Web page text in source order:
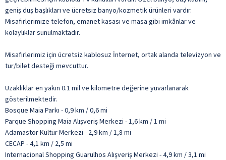
geniş duş başlıkları ve ücretsiz banyo/kozmetik ürünleri vardır.
Misafirlerimize telefon, emanet kasası ve masa gibi imkânlar ve
kolaylıklar sunulmaktadır.
Misafirlerimiz için ücretsiz kablosuz İnternet, ortak alanda televizyon ve
tur/bilet desteği mevcuttur.
Uzaklıklar en yakın 0.1 mil ve kilometre değerine yuvarlanarak
gösterilmektedir.
Bosque Maia Parkı - 0,9 km / 0,6 mi
Parque Shopping Maia Alışveriş Merkezi - 1,6 km / 1 mi
Adamastor Kültür Merkezi - 2,9 km / 1,8 mi
CECAP - 4,1 km / 2,5 mi
Internacional Shopping Guarulhos Alışveriş Merkezi - 4,9 km / 3,1 mi